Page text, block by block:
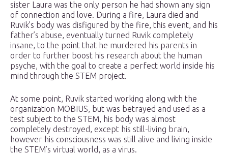
sister Laura was the only person he had shown any sign
of connection and love. During a fire, Laura died and
Ruvik’s body was disfigured by the fire, this event, and his
father’s abuse, eventually turned Ruvik completely
insane, to the point that he murdered his parents in
order to further boost his research about the human
psyche, with the goal to create a perfect world inside his
mind through the STEM project.
At some point, Ruvik started working along with the
organization MOBIUS, but was betrayed and used as a
test subject to the STEM, his body was almost
completely destroyed, except his still-living brain,
however his consciousness was still alive and living inside
the STEM’s virtual world, as a virus.